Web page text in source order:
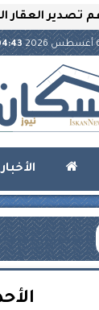
04:43
الأخبار